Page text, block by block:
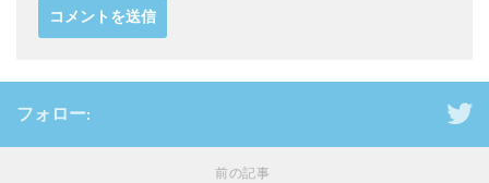
フォロー:
前の記事